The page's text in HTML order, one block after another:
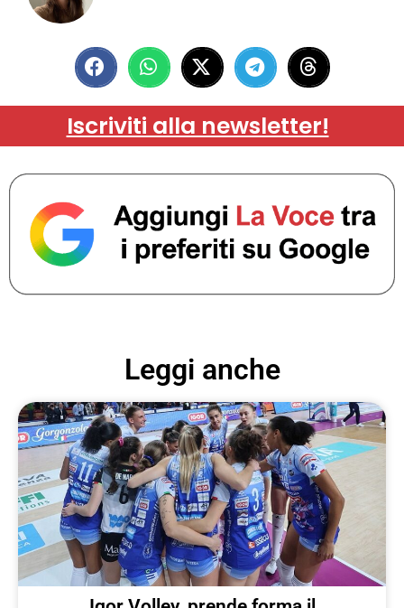
Iscriviti alla newsletter!
Leggi anche